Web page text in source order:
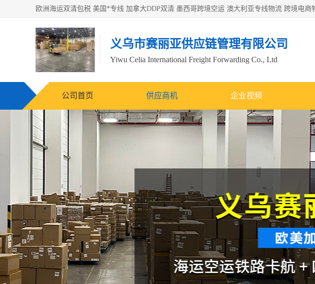
义乌市赛丽亚供应链管理有限公司
Yiwu Celia International Freight Forwarding Co., Ltd
公司首页 供应商机 企业视频